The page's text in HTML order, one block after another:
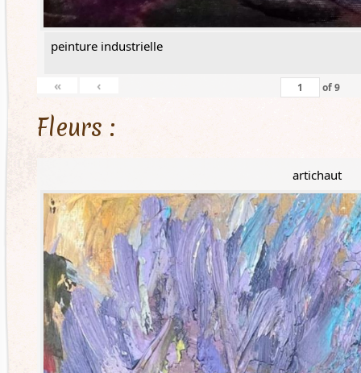
peinture industrielle
« ‹ of9
Fleurs :
artichaut